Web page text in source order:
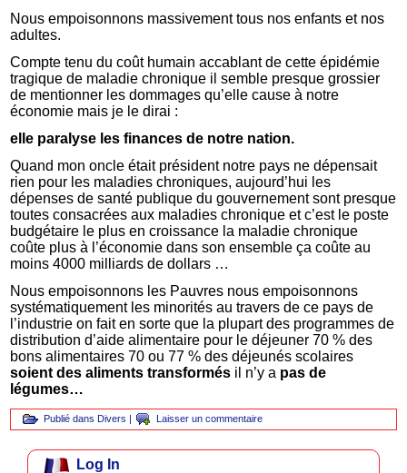
Nous empoisonnons massivement tous nos enfants et nos
adultes.
Compte tenu du coût humain accablant de cette épidémie
tragique de maladie chronique il semble presque grossier
de mentionner les dommages qu’elle cause à notre
économie mais je le dirai :
elle paralyse les finances de notre nation.
Quand mon oncle était président notre pays ne dépensait
rien pour les maladies chroniques, aujourd’hui les
dépenses de santé publique du gouvernement sont presque
toutes consacrées aux maladies chronique et c’est le poste
budgétaire le plus en croissance la maladie chronique
coûte plus à l’économie dans son ensemble ça coûte au
moins 4000 milliards de dollars …
Nous empoisonnons les Pauvres nous empoisonnons
systématiquement les minorités au travers de ce pays de
l’industrie on fait en sorte que la plupart des programmes de
distribution d’aide alimentaire pour le déjeuner 70 % des
bons alimentaires 70 ou 77 % des déjeunés scolaires
soient des aliments transformés il n’y a pas de
légumes…
Publié dans Divers | Laisser un commentaire
Log In